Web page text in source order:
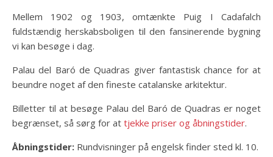
Mellem 1902 og 1903, omtænkte Puig I Cadafalch
fuldstændig herskabsboligen til den fansinerende bygning
vi kan besøge i dag.
Palau del Baró de Quadras giver fantastisk chance for at
beundre noget af den fineste catalanske arkitektur.
Billetter til at besøge Palau del Baró de Quadras er noget
begrænset, så sørg for at tjekke priser og åbningstider.
Åbningstider: Rundvisninger på engelsk finder sted kl. 10.